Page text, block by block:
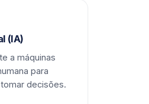
(IA)
a máquinas
para
decisões.